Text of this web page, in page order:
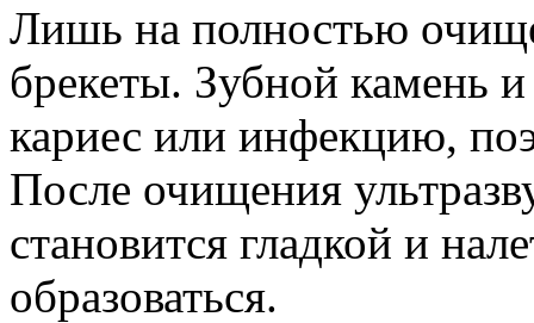
Лишь на полностью
брекеты. Зубной камень
кариес или инфекцию,
После очищения
становится гладкой и
образоваться.